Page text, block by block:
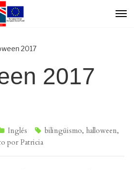
2017
2017
Inglés bilingüismo, halloween,
por Patricia